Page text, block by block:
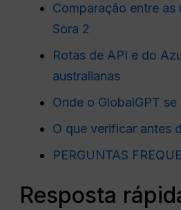
Comparação entre as
Sora 2
Rotas de API e do
australianas
Onde o GlobalGPT se
O que verificar antes
PERGUNTAS
Resposta